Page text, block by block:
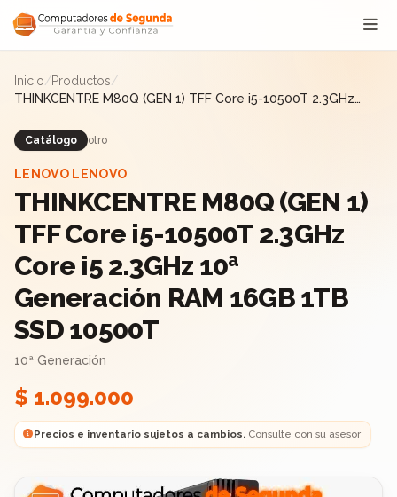
Saltar al contenido
Inicio/Productos/
THINKCENTRE M80Q (GEN 1) TFF Core i5-10500T 2.3GHz
Catálogo otro
LENOVO LENOVO
THINKCENTRE M80Q (GEN 1)
TFF Core i5-10500T 2.3GHz
Core i5 2.3GHz 10ª
Generación RAM 16GB 1TB
SSD 10500T
10ª Generación
$ 1.099.000
Precios e inventario sujetos a cambios.Consulte con su asesor